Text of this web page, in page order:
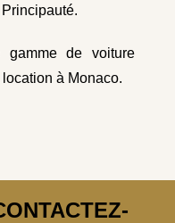
de voiture
à Monaco.